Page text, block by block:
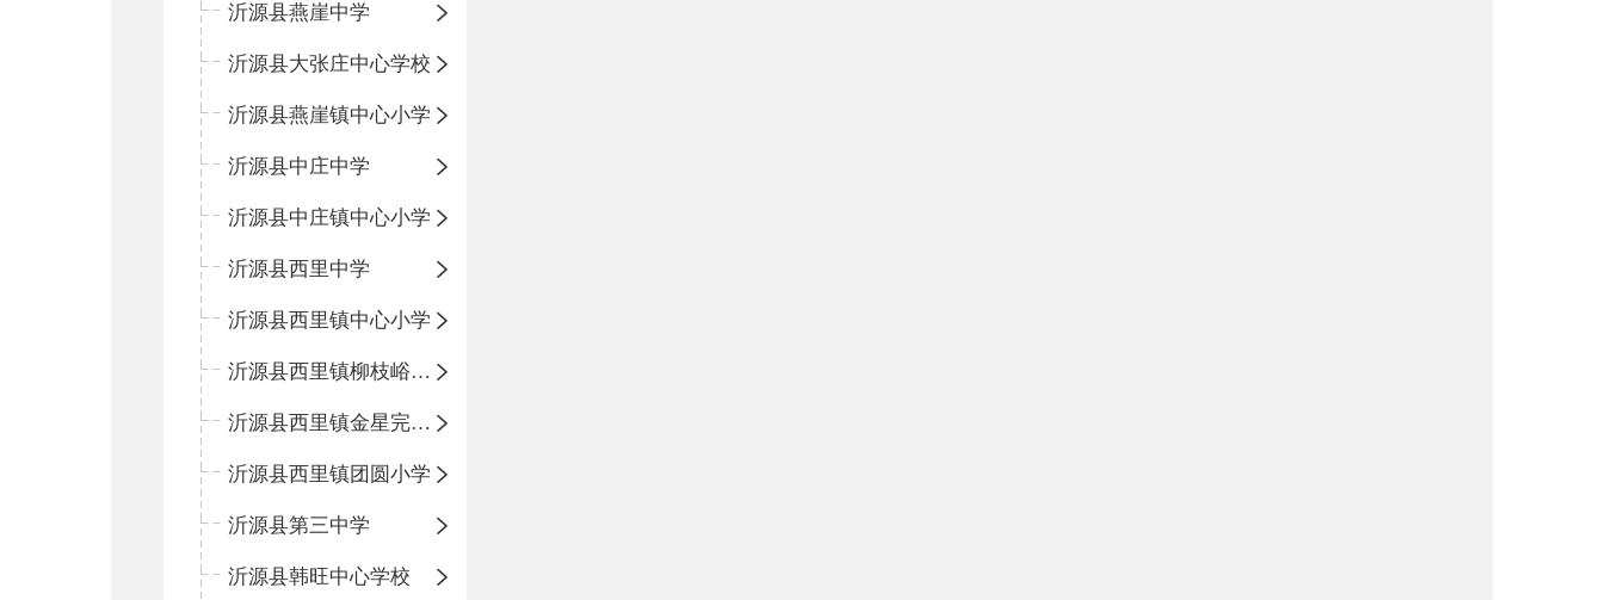
沂源县燕崖中学
沂源县大张庄中心学校
沂源县燕崖镇中心小学
沂源县中庄中学
沂源县中庄镇中心小学
沂源县西里中学
沂源县西里镇中心小学
沂源县西里镇柳枝峪回民小学
沂源县西里镇金星完全小学
沂源县西里镇团圆小学
沂源县第三中学
沂源县韩旺中心学校